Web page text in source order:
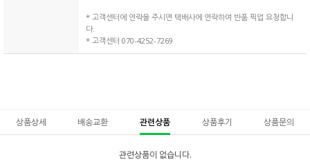
* 고객센터에 연락을 주시면 택배사에 연락하여 반품 픽업 요청합니
다.
* 고객센터 070-4252-7269
상품상세 배송교환 관련상품 상품후기 상품문의
관련상품이 없습니다.